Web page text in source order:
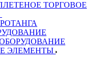
ТОРГОВОЕ
ЭЛЕМЕНТЫ